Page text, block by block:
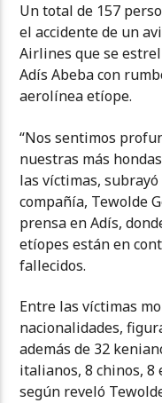
Un total de 157
el accidente de un
Airlines que se
Adís Abeba con
aerolínea etíope.
“Nos sentimos
nuestras más
las víctimas,
compañía, Tewolde
prensa en Adís,
etíopes están en
fallecidos.
Entre las víctimas
nacionalidades,
además de 32
italianos, 8 chinos, 8
según reveló